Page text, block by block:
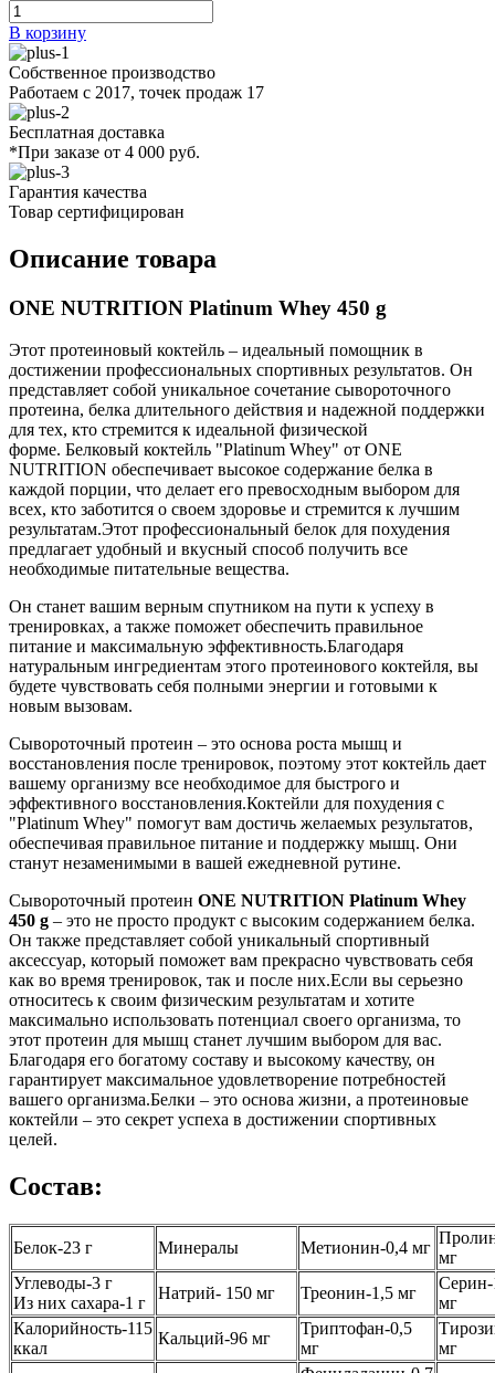
В корзину
Собственное производство
Работаем с 2017, точек продаж 17
Бесплатная доставка
*При заказе от 4 000 руб.
Гарантия качества
Товар сертифицирован
Описание товара
ONE NUTRITION Platinum Whey 450 g
Этот протеиновый коктейль – идеальный помощник в
достижении профессиональных спортивных результатов. Он
представляет собой уникальное сочетание сывороточного
протеина, белка длительного действия и надежной поддержки
для тех, кто стремится к идеальной физической
форме. Белковый коктейль "Platinum Whey" от ONE
NUTRITION обеспечивает высокое содержание белка в
каждой порции, что делает его превосходным выбором для
всех, кто заботится о своем здоровье и стремится к лучшим
результатам.Этот профессиональный белок для похудения
предлагает удобный и вкусный способ получить все
необходимые питательные вещества.
Он станет вашим верным спутником на пути к успеху в
тренировках, а также поможет обеспечить правильное
питание и максимальную эффективность.Благодаря
натуральным ингредиентам этого протеинового коктейля, вы
будете чувствовать себя полными энергии и готовыми к
новым вызовам.
Сывороточный протеин – это основа роста мышц и
восстановления после тренировок, поэтому этот коктейль дает
вашему организму все необходимое для быстрого и
эффективного восстановления.Коктейли для похудения с
"Platinum Whey" помогут вам достичь желаемых результатов,
обеспечивая правильное питание и поддержку мышц. Они
станут незаменимыми в вашей ежедневной рутине.
Сывороточный протеин ONE NUTRITION Platinum Whey
450 g – это не просто продукт с высоким содержанием белка.
Он также представляет собой уникальный спортивный
аксессуар, который поможет вам прекрасно чувствовать себя
как во время тренировок, так и после них.Если вы серьезно
относитесь к своим физическим результатам и хотите
максимально использовать потенциал своего организма, то
этот протеин для мышц станет лучшим выбором для вас.
Благодаря его богатому составу и высокому качеству, он
гарантирует максимальное удовлетворение потребностей
вашего организма.Белки – это основа жизни, а протеиновые
коктейли – это секрет успеха в достижении спортивных
целей.
Состав:
Белок-23 г Минералы Метионин-0,4 мг
мг
Углеводы-3 г
Из них сахара-1 г
Натрий- 150 мг Треонин-1,5 мг
Серин-
мг
Калорийность-115
ккал
Кальций-96 мг
Триптофан-0,5
мг
мг